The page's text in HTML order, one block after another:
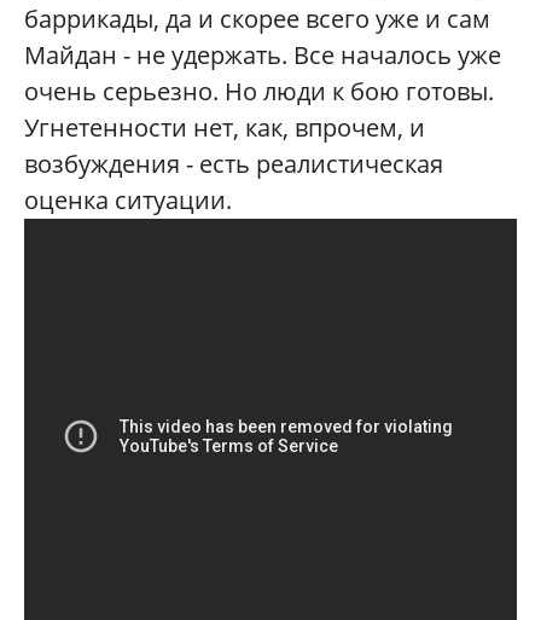
баррикады, да и скорее всего уже и сам
Майдан - не удержать. Все началось уже
очень серьезно. Но люди к бою готовы.
Угнетенности нет, как, впрочем, и
возбуждения - есть реалистическая
оценка ситуации.